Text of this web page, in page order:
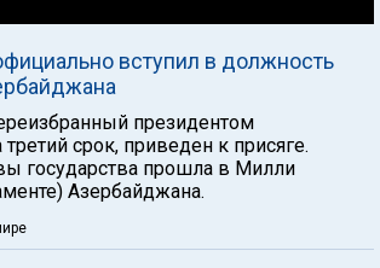
вступил в должность
президентом
срок, приведен к присяге.
государства прошла в Милли
Азербайджана.